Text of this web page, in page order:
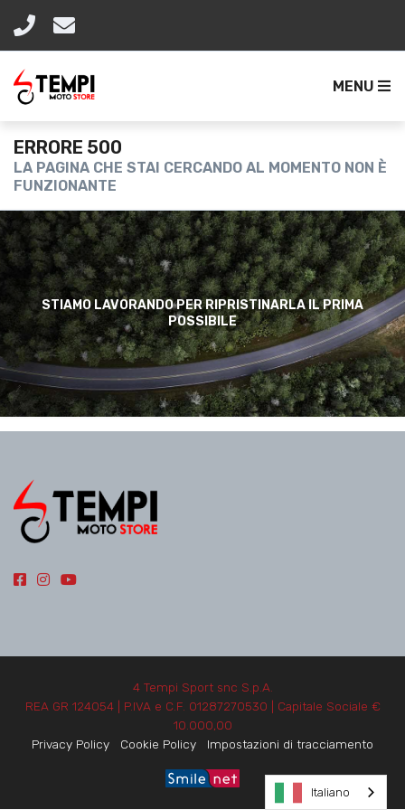
MENU
ERRORE 500
LA PAGINA CHE STAI CERCANDO AL MOMENTO NON È
FUNZIONANTE
STIAMO LAVORANDO PER RIPRISTINARLA IL PRIMA
POSSIBILE
4 Tempi Sport snc S.p.A.
REA GR 124054 | P.IVA e C.F. 01287270530 | Capitale Sociale €
10.000,00
Privacy Policy
Cookie Policy Impostazioni di tracciamento
Italiano